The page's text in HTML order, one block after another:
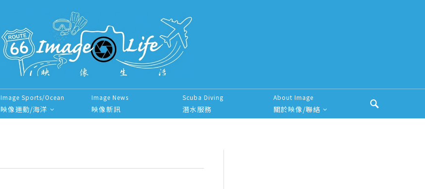
Image Sports/Ocean
映像運動/海洋
Image News
映像新訊
Scuba Diving
潛水服務
About Image
關於映像/聯絡